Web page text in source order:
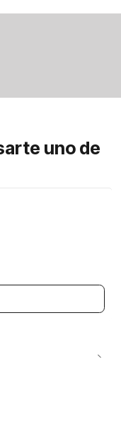
uno de